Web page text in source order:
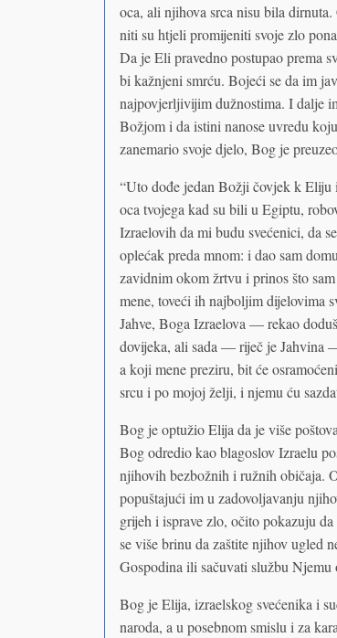
oca, ali njihova srca nisu bila
niti su htjeli promijeniti svoje zlo
Da je Eli pravedno postupao prema
bi kažnjeni smrću. Bojeći se da im
najpovjerljivijim dužnostima. I dalje
Božjom i da istini nanose uvredu
zanemario svoje djelo, Bog je
“Uto dođe jedan Božji čovjek k Eliju
oca tvojega kad su bili u Egiptu,
Izraelovih da mi budu svećenici, da
oplećak preda mnom: i dao sam
zavidnim okom žrtvu i prinos što
mene, toveći ih najboljim dijelovima
Jahve, Boga Izraelova — rekao
dovijeka, ali sada — riječ je Jahvina
a koji mene preziru, bit će
srcu i po mojoj želji, i njemu ću
Bog je optužio Elija da je više
Bog odredio kao blagoslov Izraelu
njihovih bezbožnih i ružnih običaja.
popuštajući im u zadovoljavanju
grijeh i isprave zlo, očito pokazuju
se više brinu da zaštite njihov ugled
Gospodina ili sačuvati službu
Bog je Elija, izraelskog svećenika i
naroda, a u posebnom smislu i za